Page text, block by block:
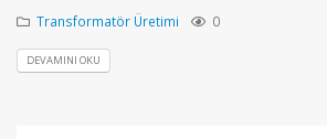
Transformatör Üretimi 0
DEVAMINI OKU